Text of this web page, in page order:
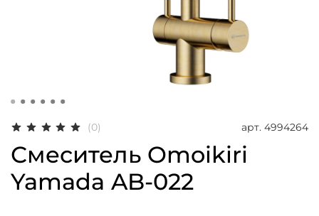
(0) арт. 4994264
Смеситель Omoikiri
Yamada AB-022